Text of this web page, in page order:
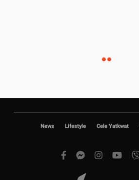
News Lifestyle Cele Yatkwat